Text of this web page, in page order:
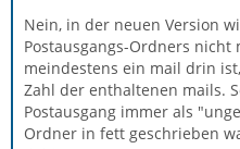
Nein, in der neuen Version
Postausgangs-Ordners
meindestens ein mail drin
Zahl der enthaltenen mails.
Postausgang immer als
Ordner in fett geschrieben